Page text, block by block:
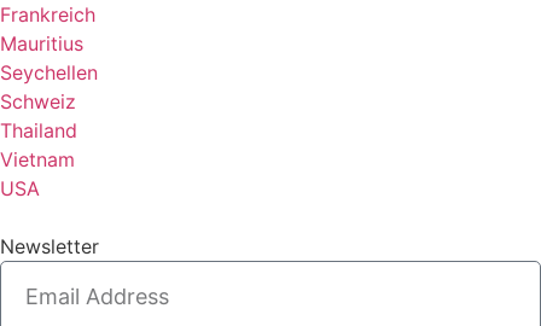
Frankreich
Mauritius
Seychellen
Schweiz
Thailand
Vietnam
USA
Newsletter